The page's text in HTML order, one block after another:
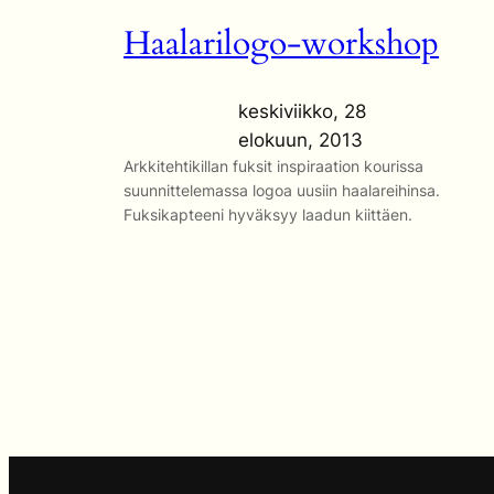
Haalarilogo-workshop
keskiviikko, 28
elokuun, 2013
Arkkitehtikillan fuksit inspiraation kourissa
suunnittelemassa logoa uusiin haalareihinsa.
Fuksikapteeni hyväksyy laadun kiittäen.